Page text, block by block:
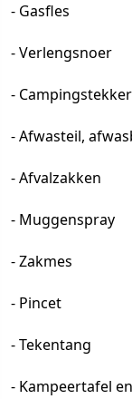
- Gasfles
- Verlengsnoer
- Campingstekker
- Afwasteil,
- Afvalzakken
- Muggenspray
- Zakmes
- Pincet
- Tekentang
- Kampeertafel